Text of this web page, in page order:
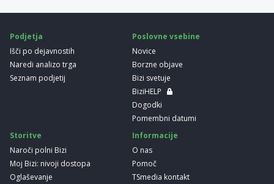
Podjetja
Išči po dejavnostih
Naredi analizo trga
Seznam podjetij
Poslovne vsebine
Novice
Borzne objave
Bizi svetuje
BiziHELP
Dogodki
Pomembni datumi
Storitve
Naroči polni Bizi
Moj Bizi: nivoji dostopa
Oglaševanje
Informacije
O nas
Pomoč
TSmedia kontakt